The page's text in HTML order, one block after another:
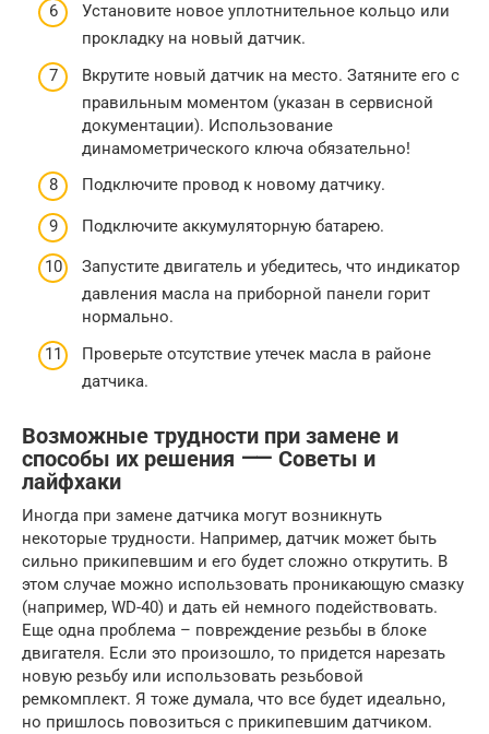
Установите новое уплотнительное кольцо или
прокладку на новый датчик.
Вкрутите новый датчик на место. Затяните его с
правильным моментом (указан в сервисной
документации). Использование
динамометрического ключа обязательно!
Подключите провод к новому датчику.
Подключите аккумуляторную батарею.
Запустите двигатель и убедитесь, что индикатор
давления масла на приборной панели горит
нормально.
Проверьте отсутствие утечек масла в районе
датчика.
Возможные трудности при замене и
способы их решения ⸺ Советы и
лайфхаки
Иногда при замене датчика могут возникнуть
некоторые трудности. Например, датчик может быть
сильно прикипевшим и его будет сложно открутить. В
этом случае можно использовать проникающую смазку
(например, WD-40) и дать ей немного подействовать.
Еще одна проблема – повреждение резьбы в блоке
двигателя. Если это произошло, то придется нарезать
новую резьбу или использовать резьбовой
ремкомплект. Я тоже думала, что все будет идеально,
но пришлось повозиться с прикипевшим датчиком.